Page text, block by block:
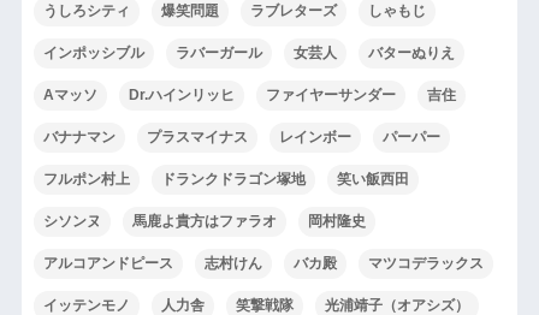
うしろシティ 爆笑問題 ラブレターズ しゃもじ
インポッシブル ラバーガール 女芸人 バターぬりえ
Aマッソ Dr.ハインリッヒ ファイヤーサンダー 吉住
バナナマン プラスマイナス レインボー パーパー
フルポン村上 ドランクドラゴン塚地 笑い飯西田
シソンヌ 馬鹿よ貴方はファラオ 岡村隆史
アルコアンドピース 志村けん バカ殿 マツコデラックス
イッテンモノ 人力舎 笑撃戦隊 光浦靖子（オアシズ）